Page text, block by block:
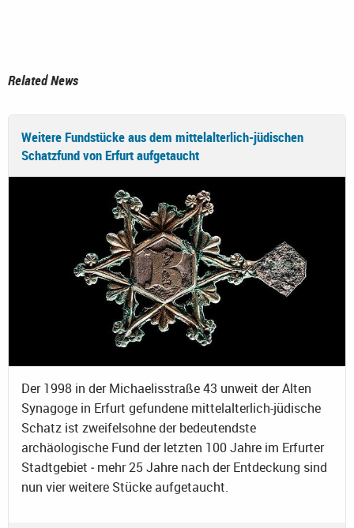
Related News
Weitere Fundstücke aus dem mittelalterlich-jüdischen
Schatzfund von Erfurt aufgetaucht
Der 1998 in der Michaelisstraße 43 unweit der Alten
Synagoge in Erfurt gefundene mittelalterlich-jüdische
Schatz ist zweifelsohne der bedeutendste
archäologische Fund der letzten 100 Jahre im Erfurter
Stadtgebiet ‒ mehr 25 Jahre nach der Entdeckung sind
nun vier weitere Stücke aufgetaucht.